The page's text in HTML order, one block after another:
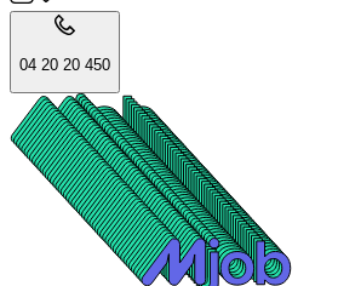
04 20 20 450